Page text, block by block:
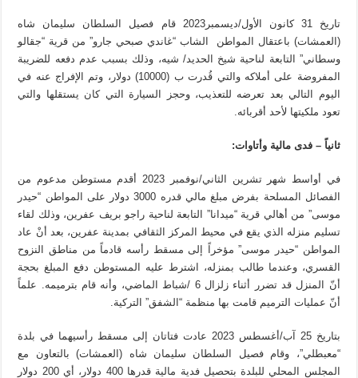
تاريخ 31 كانون الأول/ديسمبر2023 قام فصيل السلطان سليمان شاه
(العمشات) باعتقال المواطن الشاب “غاندي صبحي جارو” من قرية “جقالو
وسطاني” التابعة لناحية شيخ الحديد/ شيه، وذلك بسبب عدم دفعه للضريبة
المفروضة على أملاكه والتي قُدرت ب (10000) دولار، وتم الإفراج عنه في
اليوم التالي بعد تعرضه للتعذيب، وحجز السيارة التي كان يستقلها والتي
تعود ملكيتها لأحد أقربائه.
ثانياً – فدى مالية وأتاوات:
في أواسط شهر تشرين الثاني/نوفمبر 2023 أقدم مستوطن مدعوم من
الفصائل المسلحة بفرض مبلغ مالي قدره 3000 دولار على المواطن “حيدر
موسى” من أهالي قرية “ميدانا” التابعة لناحية راجو بريف عفرين، وذلك لقاء
تسليم منزله الذي يقع في محيط المركز الثقافي بمدينة عفرين، بعد أنْ عاد
المواطن “حيدر موسى” مؤخراً إلى مسقط رأسه قادماً من مناطق النزوح
القسري، وعندما طالب بمنزله، اشترط عليه المستوطن دفع المبلغ بحجة
أنّ المنزل قد تضرر أثناء زلزال 6 /شباط الماضي، وأنه قام بترميمه. علماً
أنّ عمليات الترميم قامت بها منظمة “الشفق” التركية.
بتاريخ 25 آب/أغسطس 2023 عادت فتاتان إلى مسقط رأسيهما في بلدة
“معبطلي”، وقام فصيل السلطان سليمان شاه (العمشات) بالتعاون مع
المجلس المحلي للبلدة بتحصيل فدية مالية قدرها 400 دولار، أي 200 دولار